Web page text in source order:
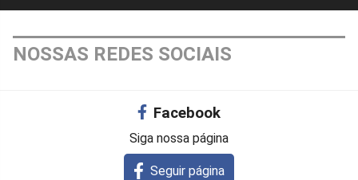
NOSSAS REDES SOCIAIS
Facebook
Siga nossa página
Seguir página